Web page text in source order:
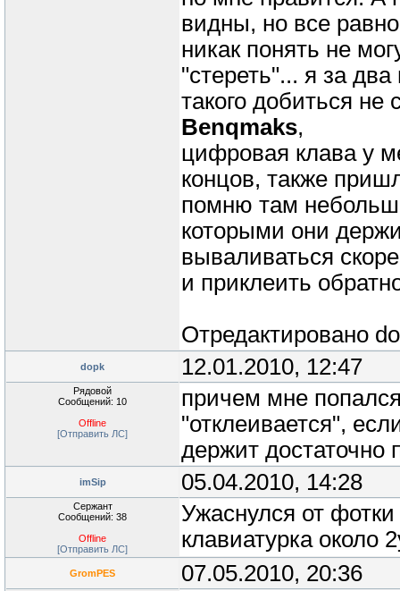
видны, но все
никак понять не
"стереть"... я за
такого добиться не
Benqmaks,
цифровая клава у
концов, также
помню там
которыми они
вываливаться
и приклеить
Отредактировано
dopk 12.01.2010, 12:47
Рядовой
Сообщений: 10
Offline
[Отправить ЛС]
причем мне
"отклеивается",
держит достаточно
imSip 05.04.2010, 14:28
Сержант
Сообщений: 38
Offline
[Отправить ЛС]
Ужаснулся от
клавиатурка около
GromPES 07.05.2010, 20:36